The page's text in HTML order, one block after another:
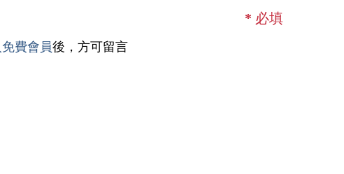
* 必填
費會員後，方可留言